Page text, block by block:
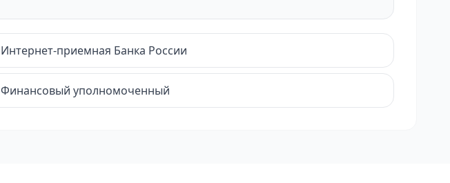
Интернет-приемная Банка России
Финансовый уполномоченный